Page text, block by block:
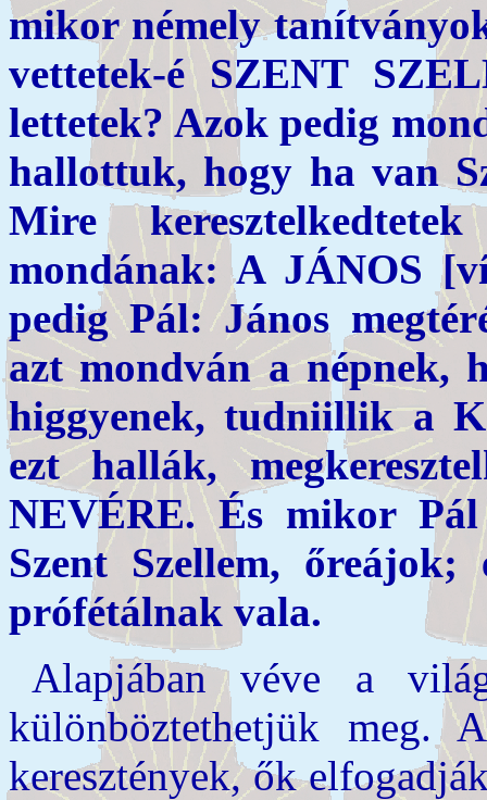
mikor némely
vettetek-é SZENT
lettetek? Azok pedig
hallottuk, hogy ha van
Mire
mondának: A JÁNOS
pedig Pál: János
azt mondván a népnek,
higgyenek, tudniillik a
ezt hallák,
NEVÉRE. És mikor
Szent Szellem,
prófétálnak vala.
Alapjában véve a
különböztethetjük meg.
keresztények, ők